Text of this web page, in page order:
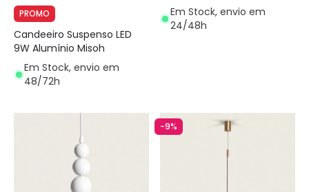
PROMO
Candeeiro Suspenso LED
9W Alumínio Misoh
Em Stock, envio em
48/72h
Em Stock, envio em
24/48h
-9%